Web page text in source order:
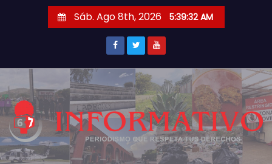
r
a
c
o
Sáb. Ago 8th, 2026 5:39:33 AM